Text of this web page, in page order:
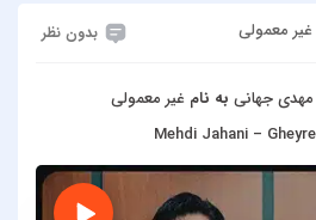
معمولی بدون نظر
جهانیبه نامغیر معمولی
Mehdi Jahani –